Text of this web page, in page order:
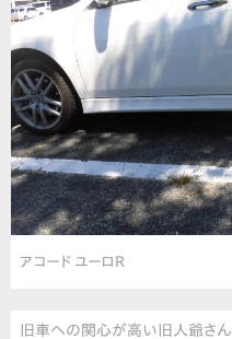
アコード ユーロR
旧車への関心が高い旧人爺さん